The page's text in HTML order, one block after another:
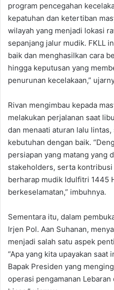
program pencegahan
kepatuhan dan ketertiban
wilayah yang menjadi lokasi
sepanjang jalur mudik. FKLL
baik dan menghasilkan cara
hingga keputusan yang
penurunan kecelakaan,”
Rivan mengimbau kepada
melakukan perjalanan saat
dan menaati aturan lalu
kebutuhan dengan baik.
persiapan yang matang yang
stakeholders, serta kontribusi
berharap mudik Idulfitri 1445
berkeselamatan,” imbuhnya.
Sementara itu, dalam
Irjen Pol. Aan Suhanan,
menjadi salah satu aspek
“Apa yang kita upayakan saat
Bapak Presiden yang
operasi pengamanan